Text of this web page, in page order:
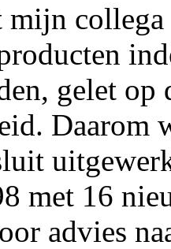
mijn
gelet op
Daarom
met 16
advies